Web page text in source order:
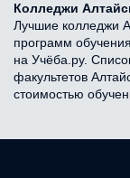
Колледжи
Лучшие колледжи
программ
на Учёба.ру.
факультетов
стоимостью